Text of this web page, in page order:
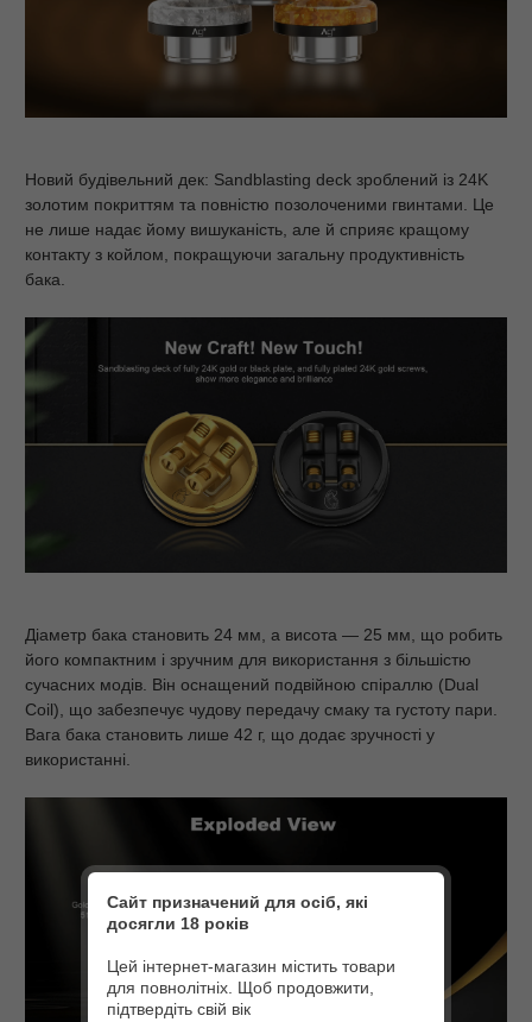
Новий будівельний дек: Sandblasting deck зроблений із 24K
золотим покриттям та повністю позолоченими гвинтами. Це
не лише надає йому вишуканість, але й сприяє кращому
контакту з койлом, покращуючи загальну продуктивність
бака.
Діаметр бака становить 24 мм, а висота — 25 мм, що робить
його компактним і зручним для використання з більшістю
сучасних модів. Він оснащений подвійною спіраллю (Dual
Coil), що забезпечує чудову передачу смаку та густоту пари.
Вага бака становить лише 42 г, що додає зручності у
використанні.
Сайт призначений для осіб, які
досягли 18 років
Цей інтернет-магазин містить товари
для повнолітніх. Щоб продовжити,
підтвердіть свій вік